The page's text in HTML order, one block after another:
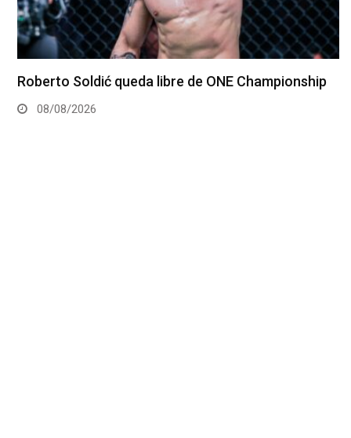
Roberto Soldić queda libre de ONE Championship
08/08/2026